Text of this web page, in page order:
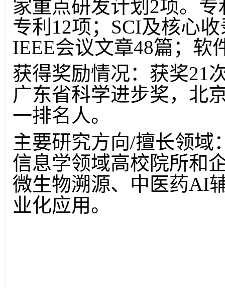
家重点研发计划2项。
专利12项；SCI及核心
IEEE会议文章48篇；软
获得奖励情况：获奖21
广东省科学进步奖，北
一排名人。
主要研究方向/擅长领域
信息学领域高校院所和
微生物溯源、中医药AI
业化应用。